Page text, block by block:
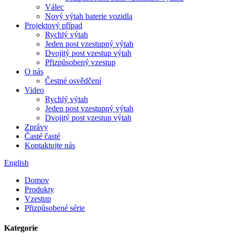
Válec
Nový výtah baterie vozidla
Projektový případ
Rychlý výtah
Jeden post vzestupný výtah
Dvojitý post vzestup výtah
Přizpůsobený vzestup
O nás
Čestné osvědčení
Video
Rychlý výtah
Jeden post vzestupný výtah
Dvojitý post vzestup výtah
Zprávy
Časté časté
Kontaktujte nás
English
Domov
Produkty
Vzestup
Přizpůsobené série
Kategorie